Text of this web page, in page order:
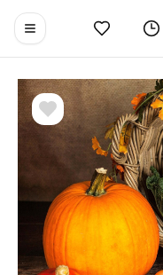
Toggle navigation
Aimer